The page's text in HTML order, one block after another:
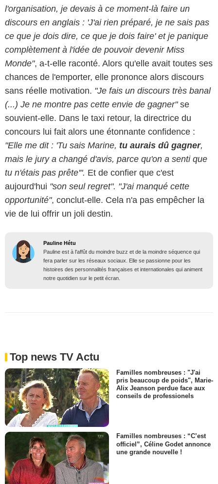
l'organisation, je devais à ce moment-là faire un
discours en anglais : 'J'ai rien préparé, je ne sais pas
ce que je dois dire, ce que je dois faire' et je panique
complètement à l'idée de pouvoir devenir Miss
Monde", a-t-elle raconté. Alors qu'elle avait toutes ses
chances de l'emporter, elle prononce alors discours
sans réelle motivation. "Je fais un discours très banal
(...) Je ne montre pas cette envie de gagner" se
souvient-elle. Dans le taxi retour, la directrice du
concours lui fait alors une étonnante confidence :
"Elle me dit : 'Tu sais Marine, tu aurais dû gagner,
mais le jury a changé d'avis, parce qu'on a senti que
tu n'étais pas prête'". Et de confier que c'est
aujourd'hui "son seul regret". "J'ai manqué cette
opportunité", conclut-elle. Cela n'a pas empêcher la
vie de lui offrir un joli destin.
Pauline Hétu
Pauline est à l'affût du moindre buzz et de la moindre séquence qui
fera parler sur les réseaux sociaux. Elle se passionne pour les
histoires des personnalités françaises et internationales qui animent
notre quotidien sur le petit écran.
Top news TV Actu
Familles nombreuses : "J'ai
pris beaucoup de poids", Marie-
Alix Jeanson perdue face aux
conseils de professionels
Familles nombreuses : “C’est
officiel”, Céline Godet annonce
une grande nouvelle !